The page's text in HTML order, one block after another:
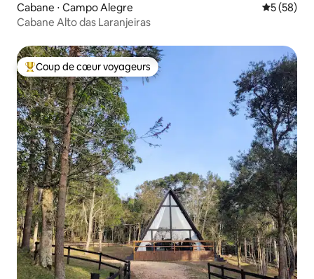
Cabane ⋅ Campo Alegre
5 (58)
Cabane Alto das Laranjeiras
Coups de cœur voyageurs les plus appréciés
Coup de cœur voyageurs